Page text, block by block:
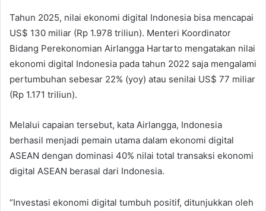
Tahun 2025, nilai ekonomi digital Indonesia bisa mencapai
US$ 130 miliar (Rp 1.978 triliun). Menteri Koordinator
Bidang Perekonomian Airlangga Hartarto mengatakan nilai
ekonomi digital Indonesia pada tahun 2022 saja mengalami
pertumbuhan sebesar 22% (yoy) atau senilai US$ 77 miliar
(Rp 1.171 triliun).
Melalui capaian tersebut, kata Airlangga, Indonesia
berhasil menjadi pemain utama dalam ekonomi digital
ASEAN dengan dominasi 40% nilai total transaksi ekonomi
digital ASEAN berasal dari Indonesia.
“Investasi ekonomi digital tumbuh positif, ditunjukkan oleh